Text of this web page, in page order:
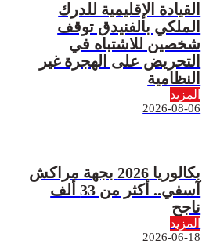
القيادة الإقليمية للدرك
الملكي بالفنيدق توقف
شخصين للاشتباه في
التحريض على الهجرة غير
النظامية
المزيد
2026-08-06
بكالوريا 2026 بجهة مراكش
آسفي.. أكثر من 33 ألف
ناجح
المزيد
2026-06-18